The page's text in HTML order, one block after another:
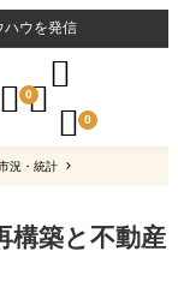
ハウを発信
 0

 0
況・統計
構築と不動産